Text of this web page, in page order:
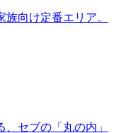
向け定番エリア。
セブの「丸の内」